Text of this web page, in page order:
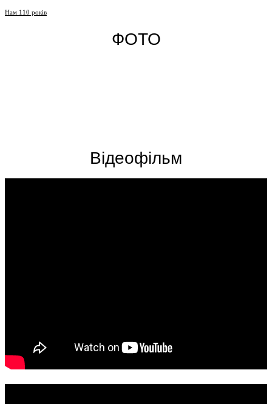
Нам 110 років
ФОТО
Відеофільм